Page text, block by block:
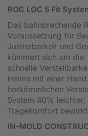
ROC LOC 5 Fit
Das bahnbrechende
Voraussetzung für
Justierbarkeit und
kümmert sich um
schnelle
Helms mit einer
herkömmlichen
System 40%
Tragekomfort
IN-MOLD